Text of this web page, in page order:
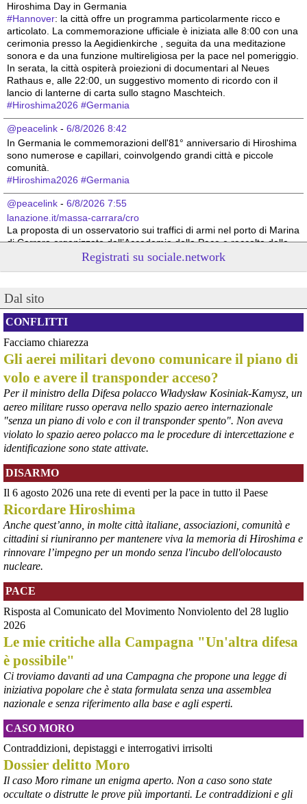
Hiroshima Day in Germania
#Hannover: la città offre un programma particolarmente ricco e
articolato. La commemorazione ufficiale è iniziata alle 8:00 con una
cerimonia presso la Aegidienkirche , seguita da una meditazione
sonora e da una funzione multireligiosa per la pace nel pomeriggio.
In serata, la città ospiterà proiezioni di documentari al Neues
Rathaus e, alle 22:00, un suggestivo momento di ricordo con il
lancio di lanterne di carta sullo stagno Maschteich.
#Hiroshima2026 #Germania
@peacelink - 6/8/2026 8:42
In Germania le commemorazioni dell'81° anniversario di Hiroshima
sono numerose e capillari, coinvolgendo grandi città e piccole
comunità.
#Hiroshima2026 #Germania
@peacelink - 6/8/2026 7:55
lanazione.it/massa-carrara/cro
La proposta di un osservatorio sui traffici di armi nel porto di Marina
di Carrara organizzato dall’Accademia della Pace e raccolta dalla
sindaca Serena Arrighi.
Linda Maggiori, nel ricostruire l’inchiesta che ha fatto per
tra cui quello di Marina di Carrara, ha sottolineato la resistenza da
parte delle istituzioni competenti a fornire le informazioni
indispensabili.
#armi #disarmo
@peacelink - 6/8/2026 7:50
retepacedisarmo.org/2026/missi
Il Parlamento è stato tenuto praticamente all’oscuro del
dispiegamento di uomini e mezzi verso il regno saudita e in un
contesto di conflitto aperto nella regione.
#disarmo #noguerra #pcknews
@peacelink - 6/8/2026 5:38
ilmanifesto.it/guerra-a-debito
Ieri il parlamento ha approvato le risoluzioni della maggioranza che
impegnano il governo ad avviare le procedure per chiedere
all’Unione europea di attivare la clausola di salvaguardia nazionale
per lo scostamento di bilancio. Si tratta, in un triennio, dello 0,6%
del Pil per investimenti in transizione energetica e dello 0,9% in
Registrati su sociale.network
Dal sito
CONFLITTI
Facciamo chiarezza
Gli aerei militari devono comunicare il piano di
volo e avere il transponder acceso?
Per il ministro della Difesa polacco Władysław Kosiniak-Kamysz, un
aereo militare russo operava nello spazio aereo internazionale
"senza un piano di volo e con il transponder spento". Non aveva
violato lo spazio aereo polacco ma le procedure di intercettazione e
identificazione sono state attivate.
DISARMO
Il 6 agosto 2026 una rete di eventi per la pace in tutto il Paese
Ricordare Hiroshima
Anche quest’anno, in molte città italiane, associazioni, comunità e
cittadini si riuniranno per mantenere viva la memoria di Hiroshima e
rinnovare l’impegno per un mondo senza l'incubo dell'olocausto
nucleare.
PACE
Risposta al Comunicato del Movimento Nonviolento del 28 luglio
2026
Le mie critiche alla Campagna "Un'altra difesa
è possibile"
Ci troviamo davanti ad una Campagna che propone una legge di
iniziativa popolare che è stata formulata senza una assemblea
nazionale e senza riferimento alla base e agli esperti.
CASO MORO
Contraddizioni, depistaggi e interrogativi irrisolti
Dossier delitto Moro
Il caso Moro rimane un enigma aperto. Non a caso sono state
occultate o distrutte le prove più importanti. Le contraddizioni e gli